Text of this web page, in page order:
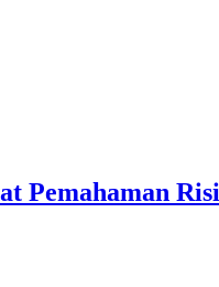
Pemahaman